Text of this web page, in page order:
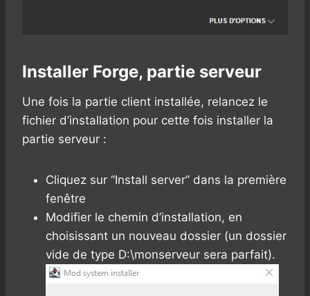
Installer Forge, partie serveur
Une fois la partie client installée, relancez le
fichier d’installation pour cette fois installer la
partie serveur :
Cliquez sur “Install server” dans la première
fenêtre
Modifier le chemin d’installation, en
choisissant un nouveau dossier (un dossier
vide de type D:\monserveur sera parfait).